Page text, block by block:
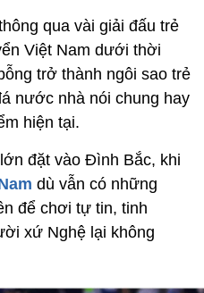
qua vài giải đấu trẻ
Việt Nam dưới thời
trở thành ngôi sao trẻ
nước nhà nói chung hay
hiện tại.
đặt vào Đình Bắc, khi
dù vẫn có những
để chơi tự tin, tinh
xứ Nghệ lại không